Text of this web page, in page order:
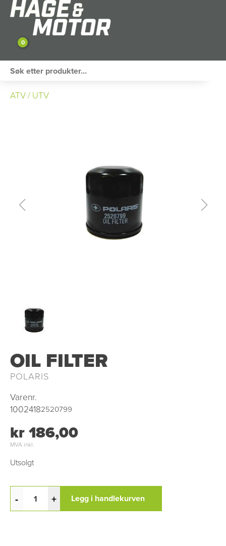
0
SNØSCOOTER
ATV / UTV
OIL FILTER
POLARIS
Varenr.
10024182520799
kr 186,00
MVA inkl.
Utsolgt
- + Legg i handlekurven